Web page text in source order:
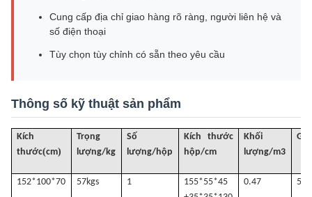
Cung cấp địa chỉ giao hàng rõ ràng, người liên hệ và
số điện thoại
Tùy chọn tùy chỉnh có sẵn theo yêu cầu
Thông số kỹ thuật sản phẩm
Kích
thước(cm)
Trọng
lượng/kg
Số
lượng/hộp
Kích thước
hộp/cm
Khối
lượng/m3
G
152*100*70 57kgs 1
155*55*45
0.47 57